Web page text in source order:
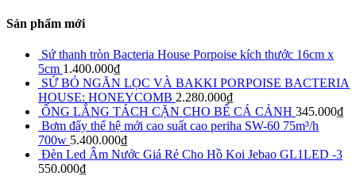
Sản phẩm mới
Sứ thanh tròn Bacteria House Porpoise kích thước 16cm x
5cm 1.400.000₫
SỨ BỎ NGĂN LỌC VÀ BAKKI PORPOISE BACTERIA
HOUSE: HONEYCOMB 2.280.000₫
ỐNG LẮNG TÁCH CẶN CHO BỂ CÁ CẢNH 345.000₫
Bơm đẩy thế hệ mới cao suất cao periha SW-60 75m³/h
700w 5.400.000₫
Đèn Led Âm Nước Giá Rẻ Cho Hồ Koi Jebao GL1LED -3
550.000₫